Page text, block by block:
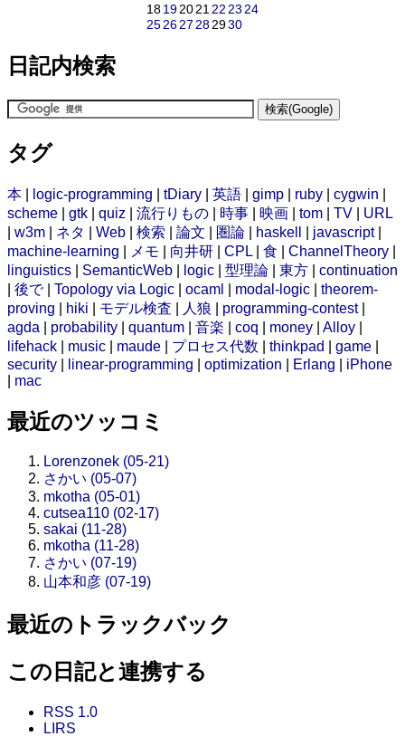
18192021 22 23 24
252627 282930
日記内検索
タグ
本 logic-programming tDiary 英語 gimp ruby cygwin
scheme
gtk quiz 流行りもの 時事 映画 tom TV
URL
w3m ネタ Web 検索 論文 圏論 haskell javascript|
machine-learning
メモ 向井研 CPL 食 ChannelTheory
linguistics
SemanticWeb logic 型理論 東方
continuation
後で| Topology via Logic ocaml modal-logic
theorem-
proving
hiki モデル検査 人狼 programming-contest|
agda
probability quantum 音楽 coq money Alloy
lifehack
music maude プロセス代数 thinkpad game
security
linear-programming optimization Erlang
iPhone
mac
最近のツッコミ
Lorenzonek (05-21)
さかい (05-07)
mkotha (05-01)
cutsea110 (02-17)
sakai (11-28)
mkotha (11-28)
さかい (07-19)
山本和彦 (07-19)
最近のトラックバック
この日記と連携する
RSS 1.0
LIRS